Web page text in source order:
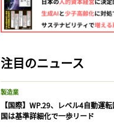
注目のニュース
製造業
【国際】WP.29、レベル4自動運
国は基準詳細化で一歩リード